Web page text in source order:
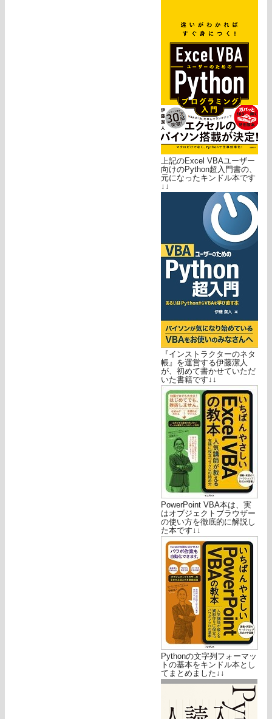
上記のExcel VBAユーザー
向けのPython超入門書の、
元になったキンドル本です
↓↓
『インストラクターのネタ
帳』を運営する伊藤潔人
が、初めて書かせていただ
いた書籍です↓↓
PowerPoint VBA本は、実
はオブジェクトブラウザー
の使い方を徹底的に解説し
た本です↓↓
Pythonの文字列フォーマッ
トの基本をキンドル本とし
てまとめました↓↓